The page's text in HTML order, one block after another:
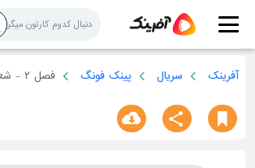
آفرینک سریال پینک فونگ فصل ۲ - شعر کودکانه